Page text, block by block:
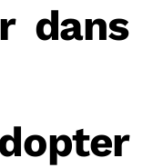
dans